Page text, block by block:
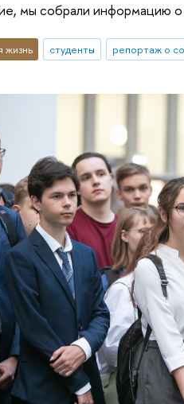
мы собрали информацию о
жизнь студенты репортаж о